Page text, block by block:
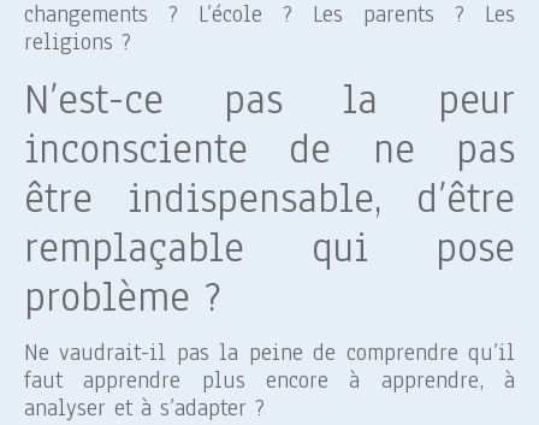
changements ? L’école ? Les parents ? Les
religions ?
N’est-ce pas la peur
inconsciente de ne pas
être indispensable, d’être
remplaçable qui pose
problème ?
Ne vaudrait-il pas la peine de comprendre qu’il
faut apprendre plus encore à apprendre, à
analyser et à s’adapter ?